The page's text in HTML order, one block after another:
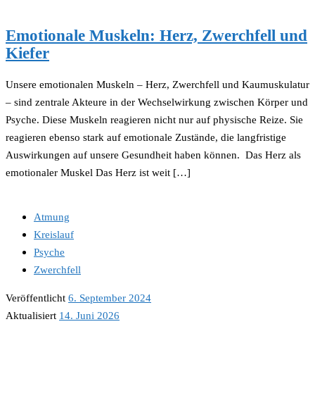
Emotionale Muskeln: Herz, Zwerchfell und
Kiefer
Unsere emotionalen Muskeln – Herz, Zwerchfell und Kaumuskulatur
– sind zentrale Akteure in der Wechselwirkung zwischen Körper und
Psyche. Diese Muskeln reagieren nicht nur auf physische Reize. Sie
reagieren ebenso stark auf emotionale Zustände, die langfristige
Auswirkungen auf unsere Gesundheit haben können. Das Herz als
emotionaler Muskel Das Herz ist weit […]
Atmung
Kreislauf
Psyche
Zwerchfell
Veröffentlicht 6. September 2024
Aktualisiert 14. Juni 2026